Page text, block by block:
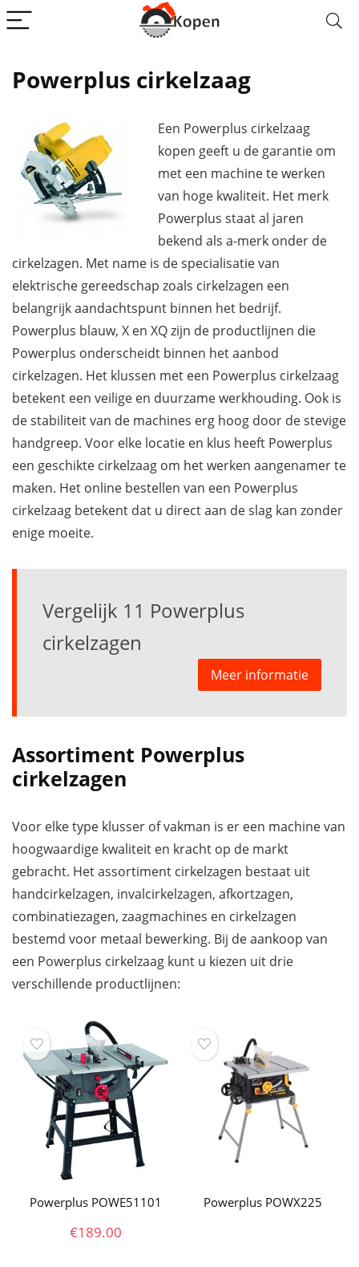
Powerplus cirkelzaag
Een Powerplus cirkelzaag
kopen geeft u de garantie om
met een machine te werken
van hoge kwaliteit. Het merk
Powerplus staat al jaren
bekend als a-merk onder de
cirkelzagen. Met name is de specialisatie van
elektrische gereedschap zoals cirkelzagen een
belangrijk aandachtspunt binnen het bedrijf.
Powerplus blauw, X en XQ zijn de productlijnen die
Powerplus onderscheidt binnen het aanbod
cirkelzagen. Het klussen met een Powerplus cirkelzaag
betekent een veilige en duurzame werkhouding. Ook is
de stabiliteit van de machines erg hoog door de stevige
handgreep. Voor elke locatie en klus heeft Powerplus
een geschikte cirkelzaag om het werken aangenamer te
maken. Het online bestellen van een Powerplus
cirkelzaag betekent dat u direct aan de slag kan zonder
enige moeite.
Vergelijk 11 Powerplus
cirkelzagen
Meer informatie
Assortiment Powerplus
cirkelzagen
Voor elke type klusser of vakman is er een machine van
hoogwaardige kwaliteit en kracht op de markt
gebracht. Het assortiment cirkelzagen bestaat uit
handcirkelzagen, invalcirkelzagen, afkortzagen,
combinatiezagen, zaagmachines en cirkelzagen
bestemd voor metaal bewerking. Bij de aankoop van
een Powerplus cirkelzaag kunt u kiezen uit drie
verschillende productlijnen:
Powerplus POWE51101
€189.00
Powerplus POWX225